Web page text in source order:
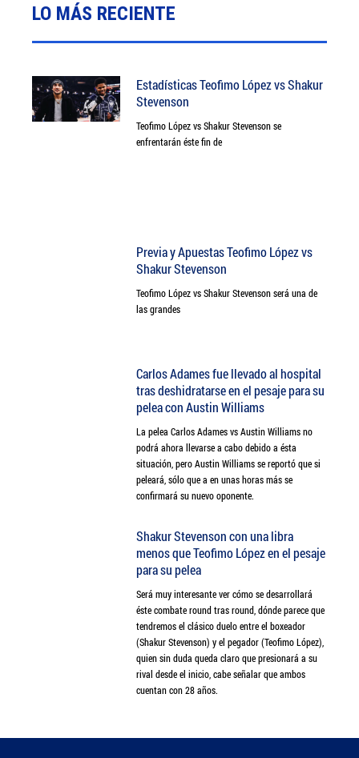
LO MÁS RECIENTE
Estadísticas Teofimo López vs Shakur
Stevenson
Teofimo López vs Shakur Stevenson se
enfrentarán éste fin de
Previa y Apuestas Teofimo López vs
Shakur Stevenson
Teofimo López vs Shakur Stevenson será una de
las grandes
Carlos Adames fue llevado al hospital
tras deshidratarse en el pesaje para su
pelea con Austin Williams
La pelea Carlos Adames vs Austin Williams no
podrá ahora llevarse a cabo debido a ésta
situación, pero Austin Williams se reportó que si
peleará, sólo que a en unas horas más se
confirmará su nuevo oponente.
Shakur Stevenson con una libra
menos que Teofimo López en el pesaje
para su pelea
Será muy interesante ver cómo se desarrollará
éste combate round tras round, dónde parece que
tendremos el clásico duelo entre el boxeador
(Shakur Stevenson) y el pegador (Teofimo López),
quien sin duda queda claro que presionará a su
rival desde el inicio, cabe señalar que ambos
cuentan con 28 años.